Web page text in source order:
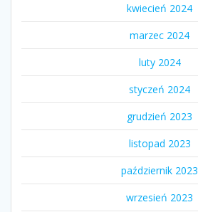
kwiecień 2024
marzec 2024
luty 2024
styczeń 2024
grudzień 2023
listopad 2023
październik 2023
wrzesień 2023